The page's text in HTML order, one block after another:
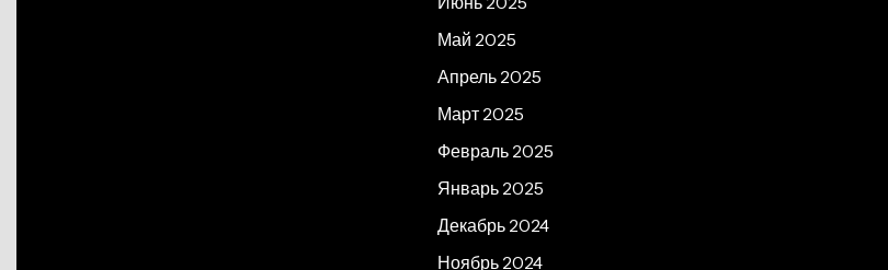
Май 2025
Апрель 2025
Март 2025
Февраль 2025
Январь 2025
Декабрь 2024
Ноябрь 2024